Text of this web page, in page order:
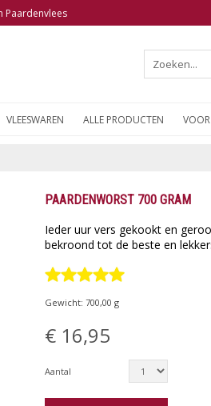
Paardenvlees
VLEESWAREN ALLE PRODUCTEN
PAARDENWORST 700 GRAM
Ieder uur vers gekookt en
bekroond tot de beste en
Gewicht: 700,00 g
€ 16,95
Aantal